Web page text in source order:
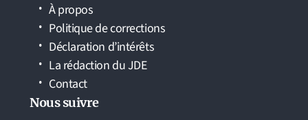
À propos
Politique de corrections
Déclaration d’intérêts
La rédaction du JDE
Contact
Nous suivre